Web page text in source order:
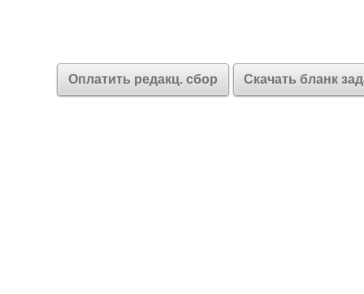
Оплатить редакц. сбор Скачать бланк